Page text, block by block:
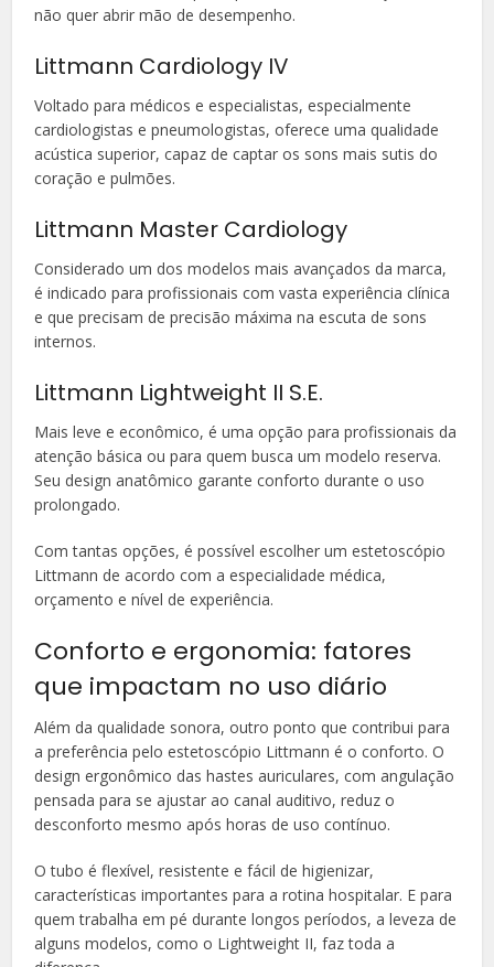
não quer abrir mão de desempenho.
Littmann Cardiology IV
Voltado para médicos e especialistas, especialmente
cardiologistas e pneumologistas, oferece uma qualidade
acústica superior, capaz de captar os sons mais sutis do
coração e pulmões.
Littmann Master Cardiology
Considerado um dos modelos mais avançados da marca,
é indicado para profissionais com vasta experiência clínica
e que precisam de precisão máxima na escuta de sons
internos.
Littmann Lightweight II S.E.
Mais leve e econômico, é uma opção para profissionais da
atenção básica ou para quem busca um modelo reserva.
Seu design anatômico garante conforto durante o uso
prolongado.
Com tantas opções, é possível escolher um estetoscópio
Littmann de acordo com a especialidade médica,
orçamento e nível de experiência.
Conforto e ergonomia: fatores
que impactam no uso diário
Além da qualidade sonora, outro ponto que contribui para
a preferência pelo estetoscópio Littmann é o conforto. O
design ergonômico das hastes auriculares, com angulação
pensada para se ajustar ao canal auditivo, reduz o
desconforto mesmo após horas de uso contínuo.
O tubo é flexível, resistente e fácil de higienizar,
características importantes para a rotina hospitalar. E para
quem trabalha em pé durante longos períodos, a leveza de
alguns modelos, como o Lightweight II, faz toda a